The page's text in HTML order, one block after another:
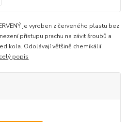
je vyroben z červeného plastu bez
přístupu prachu na závit šroubů a
kola. Odolávají většině chemikálií.
celý popis